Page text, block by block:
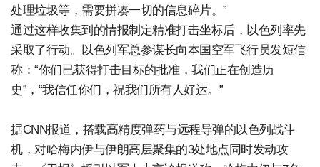
处理垃圾等，需要拼凑一切的信息碎片。”
通过这样收集到的情报制定精准打击坐标后，以色列率先
采取了行动。以色列军总参谋长向本国空军飞行员发短信
称：“你们已获得打击目标的批准，我们正在创造历
史”，“我信任你们，祝我们所有人好运。”
据CNN报道，搭载高精度弹药与远程导弹的以色列战斗
机，对哈梅内伊与伊朗高层聚集的3处地点同时发动攻